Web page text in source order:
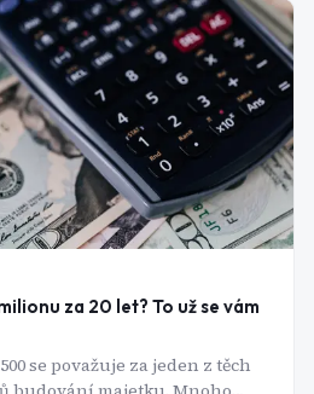
za 20 let? To už se vám
se považuje za jeden z těch